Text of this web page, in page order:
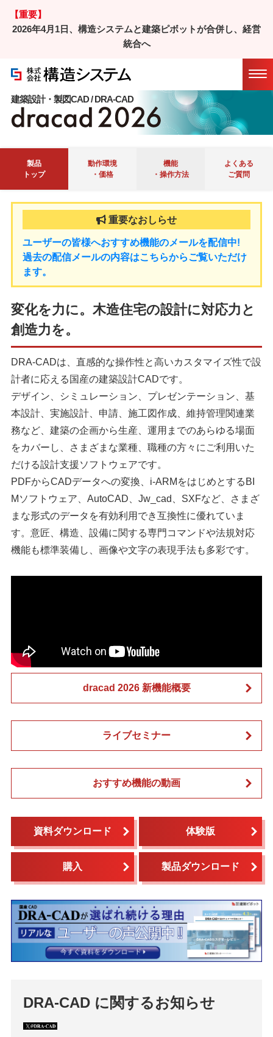
【重要】
2026年4月1日、構造システムと建築ピボットが合併し、経営
統合へ
建築設計・製図CAD / DRA-CAD
製品
トップ
動作環境
・価格
機能
・操作方法
よくある
ご質問
ユーザーの皆様へおすすめ機能のメールを配信中!
過去の配信メールの内容はこちらからご覧いただけ
ます。
変化を力に。木造住宅の設計に対応力と
創造力を。
DRA-CADは、直感的な操作性と高いカスタマイズ性で設
計者に応える国産の建築設計CADです。
デザイン、シミュレーション、プレゼンテーション、基
本設計、実施設計、申請、施工図作成、維持管理関連業
務など、建築の企画から生産、運用までのあらゆる場面
をカバーし、さまざまな業種、職種の方々にご利用いた
だける設計支援ソフトウェアです。
PDFからCADデータへの変換、i-ARMをはじめとするBI
Mソフトウェア、AutoCAD、Jw_cad、SXFなど、さまざ
まな形式のデータを有効利用でき互換性に優れていま
す。意匠、構造、設備に関する専門コマンドや法規対応
機能も標準装備し、画像や文字の表現手法も多彩です。
dracad 2026 新機能概要
ライブセミナー
おすすめ機能の動画
資料ダウンロード 体験版
購入 製品ダウンロード
DRA-CAD に関するお知らせ